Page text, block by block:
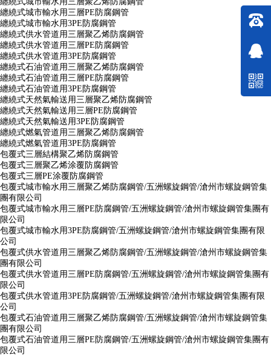
纏繞式城市輸水用三層PE防腐鋼管
纏繞式城市輸水用3PE防腐鋼管
纏繞式供水管道用三層聚乙烯防腐鋼管
纏繞式供水管道用三層PE防腐鋼管
纏繞式供水管道用3PE防腐鋼管
纏繞式石油管道用三層聚乙烯防腐鋼管
纏繞式石油管道用三層PE防腐鋼管
纏繞式石油管道用3PE防腐鋼管
纏繞式天然氣輸送用三層聚乙烯防腐鋼管
纏繞式天然氣輸送用三層PE防腐鋼管
纏繞式天然氣輸送用3PE防腐鋼管
纏繞式燃氣管道用三層聚乙烯防腐鋼管
纏繞式燃氣管道用3PE防腐鋼管
包覆式三層結構聚乙烯防腐鋼管
包覆式三層聚乙烯涂覆防腐鋼管
包覆式三層PE涂覆防腐鋼管
包覆式城市輸水用三層聚乙烯防腐鋼管/五洲螺旋鋼管/滄州市螺旋鋼管集
團有限公司
包覆式城市輸水用三層PE防腐鋼管/五洲螺旋鋼管/滄州市螺旋鋼管集團有
限公司
包覆式城市輸水用3PE防腐鋼管/五洲螺旋鋼管/滄州市螺旋鋼管集團有限
公司
包覆式供水管道用三層聚乙烯防腐鋼管/五洲螺旋鋼管/滄州市螺旋鋼管集
團有限公司
包覆式供水管道用三層PE防腐鋼管/五洲螺旋鋼管/滄州市螺旋鋼管集團有
限公司
包覆式供水管道用3PE防腐鋼管/五洲螺旋鋼管/滄州市螺旋鋼管集團有限
公司
包覆式石油管道用三層聚乙烯防腐鋼管/五洲螺旋鋼管/滄州市螺旋鋼管集
團有限公司
包覆式石油管道用三層PE防腐鋼管/五洲螺旋鋼管/滄州市螺旋鋼管集團有
限公司